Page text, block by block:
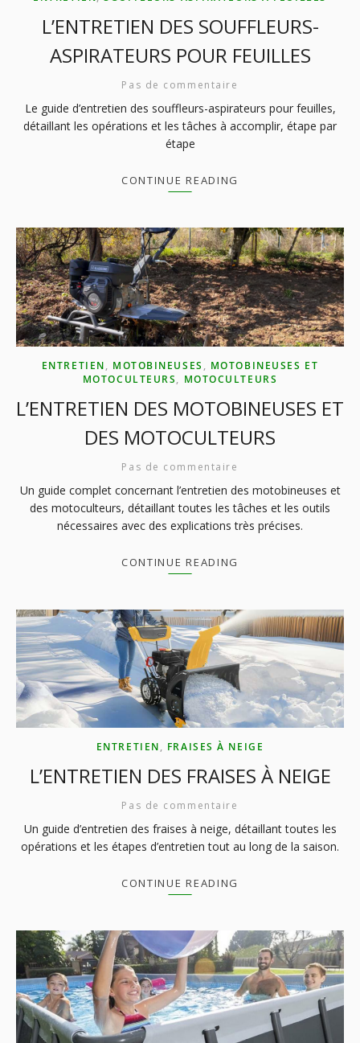
L’ENTRETIEN DES SOUFFLEURS-
ASPIRATEURS POUR FEUILLES
Pas de commentaire
Le guide d’entretien des souffleurs-aspirateurs pour feuilles,
détaillant les opérations et les tâches à accomplir, étape par
étape
CONTINUE READING
ENTRETIEN, MOTOBINEUSES , MOTOBINEUSES ET
MOTOCULTEURS, MOTOCULTEURS
L’ENTRETIEN DES MOTOBINEUSES ET
DES MOTOCULTEURS
Pas de commentaire
Un guide complet concernant l’entretien des motobineuses et
des motoculteurs, détaillant toutes les tâches et les outils
nécessaires avec des explications très précises.
CONTINUE READING
ENTRETIEN, FRAISES À NEIGE
L’ENTRETIEN DES FRAISES À NEIGE
Pas de commentaire
Un guide d’entretien des fraises à neige, détaillant toutes les
opérations et les étapes d’entretien tout au long de la saison.
CONTINUE READING